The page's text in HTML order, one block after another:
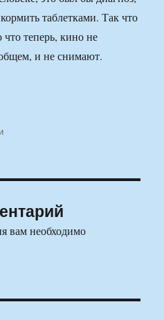
таблетками. Так что
теперь, кино не
и не снимают.
вам необходимо